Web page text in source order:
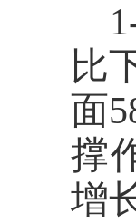
比
面
撑
增